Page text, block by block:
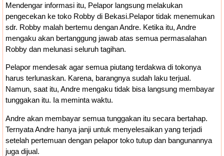
Mendengar informasi itu, Pelapor langsung melakukan
pengecekan ke toko Robby di Bekasi.Pelapor tidak menemukan
sdr. Robby malah bertemu dengan Andre. Ketika itu, Andre
mengaku akan bertanggung jawab atas semua permasalahan
Robby dan melunasi seluruh tagihan.
Pelapor mendesak agar semua piutang terdakwa di tokonya
harus terlunaskan. Karena, barangnya sudah laku terjual.
Namun, saat itu, Andre mengaku tidak bisa langsung membayar
tunggakan itu. Ia meminta waktu.
Andre akan membayar semua tunggakan itu secara bertahap.
Ternyata Andre hanya janji untuk menyelesaikan yang terjadi
setelah pertemuan dengan pelapor toko tutup dan bangunannya
juga dijual.